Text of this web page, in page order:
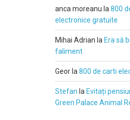
anca moreanu la 800
electronice gratuite
Mihai Adrian la Era să
faliment
Geor la 800 de carti
Stefan la Evitați
Green Palace Animal